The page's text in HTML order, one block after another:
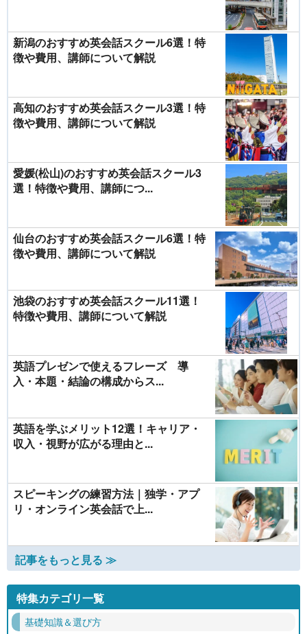
新潟のおすすめ英会話スクール6選！特
徴や費用、講師について解説
高知のおすすめ英会話スクール3選！特
徴や費用、講師について解説
愛媛(松山)のおすすめ英会話スクール3
選！特徴や費用、講師につ...
仙台のおすすめ英会話スクール6選！特
徴や費用、講師について解説
池袋のおすすめ英会話スクール11選！
特徴や費用、講師について解説
英語プレゼンで使えるフレーズ 導
入・本題・結論の構成からス...
英語を学ぶメリット12選！キャリア・
収入・視野が広がる理由と...
スピーキングの練習方法｜独学・アプ
リ・オンライン英会話で上...
記事をもっと見る ≫
特集カテゴリ一覧
基礎知識＆選び方